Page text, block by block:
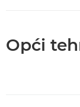
Opći